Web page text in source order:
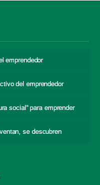
emprendedor
del emprendedor
social” para emprender
se descubren